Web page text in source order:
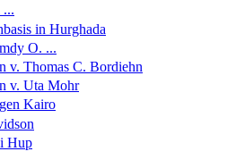
...
in Hurghada
O. ...
v. Thomas C. Bordiehn
v. Uta Mohr
Kairo
Hup